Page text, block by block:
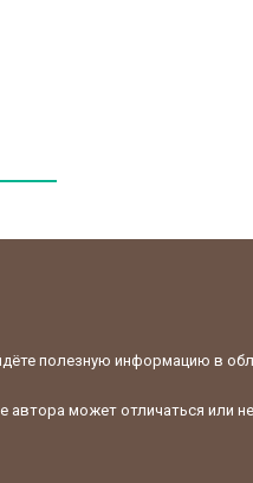
полезную информацию в
может отличаться или